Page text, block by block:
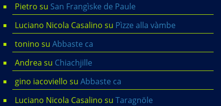
Pietro su San Frangìske de Paule
Luciano Nicola Casalino su Pìzze alla vàmbe
tonino su Abbaste ca
Andrea su Chiachjille
gino iacoviello su Abbaste ca
Luciano Nicola Casalino su Taragnöle